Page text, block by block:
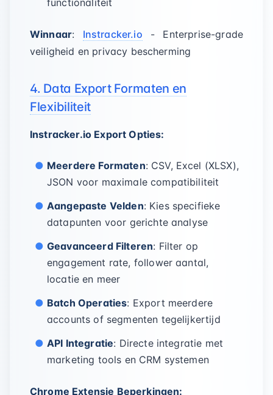
functionaliteit
Winnaar: Instracker.io - Enterprise-grade
veiligheid en privacy bescherming
4. Data Export Formaten en
Flexibiliteit
Instracker.io Export Opties:
Meerdere Formaten: CSV, Excel (XLSX),
JSON voor maximale compatibiliteit
Aangepaste Velden: Kies specifieke
datapunten voor gerichte analyse
Geavanceerd Filteren: Filter op
engagement rate, follower aantal,
locatie en meer
Batch Operaties: Export meerdere
accounts of segmenten tegelijkertijd
API Integratie: Directe integratie met
marketing tools en CRM systemen
Chrome Extensie Beperkingen: